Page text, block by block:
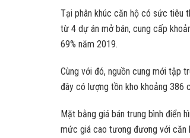
Tại phân khúc căn hộ có sức tiêu
từ 4 dự án mở bán, cung cấp
69% năm 2019.
Cùng với đó, nguồn cung mới tập
đây có lượng tồn kho khoảng 386
Mặt bằng giá bán trung bình điển
mức giá cao tương đương với căn